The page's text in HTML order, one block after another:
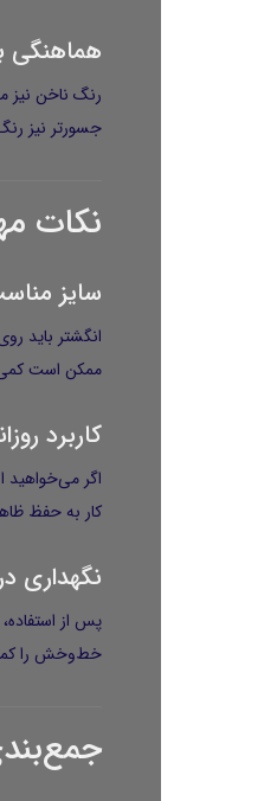
هماهنگی
رنگ ناخن نیز
جسورتر نیز
نکات
سایز
انگشتر باید
ممکن است کمی
کاربرد
اگر می‌خواهید
کار به حفظ
نگهداری
پس از
خط‌وخش را